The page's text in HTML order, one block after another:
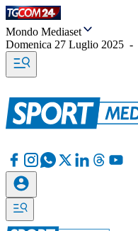
Mondo Mediaset
Domenica 27 Luglio 2025 -